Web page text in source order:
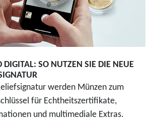
DIGITAL: SO NUTZEN SIE DIE NEUE
werden Münzen zum
für Echtheitszertifikate,
und multimediale Extras.